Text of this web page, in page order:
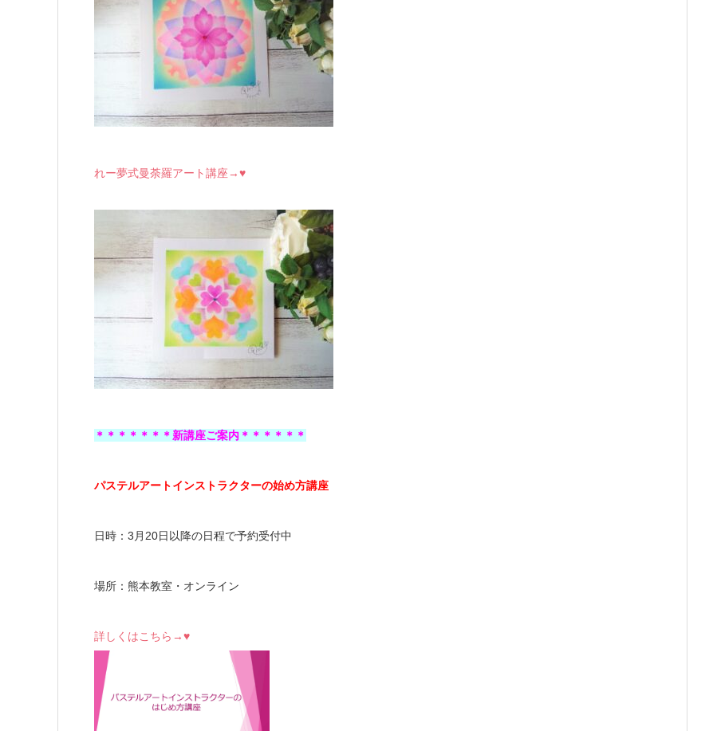
れー夢式曼荼羅アート講座→♥
＊＊＊＊＊＊＊新講座ご案内＊＊＊＊＊＊
パステルアートインストラクターの始め方講座
日時：3月20日以降の日程で予約受付中
場所：熊本教室・オンライン
詳しくはこちら→♥